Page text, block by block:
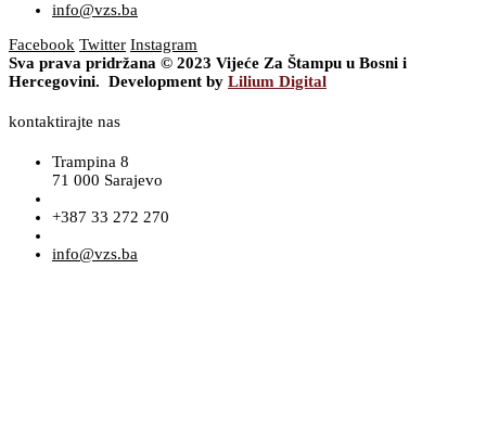
info@vzs.ba
Facebook Twitter Instagram
Sva prava pridržana © 2023 Vijeće Za Štampu u Bosni i
Hercegovini. Development by Lilium Digital
kontaktirajte nas
Trampina 8
71 000 Sarajevo
+387 33 272 270
info@vzs.ba